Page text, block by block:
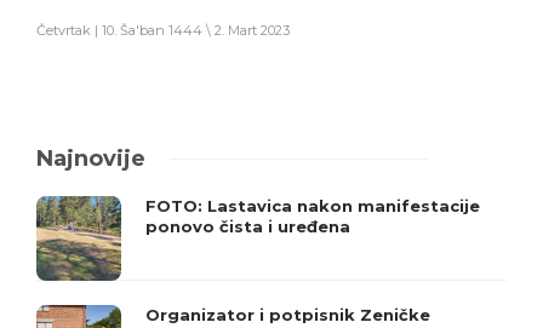
Četvrtak | 10. Ša'ban 1444 \ 2. Mart 2023
Najnovije
FOTO: Lastavica nakon manifestacije
ponovo čista i uređena
Organizator i potpisnik Zeničke